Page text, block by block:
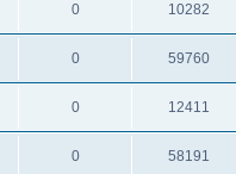
0 10282
0 59760
0 12411
0 58191